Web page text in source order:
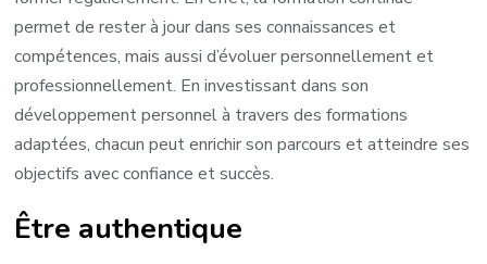
permet de rester à jour dans ses connaissances et
compétences, mais aussi d’évoluer personnellement et
professionnellement. En investissant dans son
développement personnel à travers des formations
adaptées, chacun peut enrichir son parcours et atteindre ses
objectifs avec confiance et succès.
Être authentique